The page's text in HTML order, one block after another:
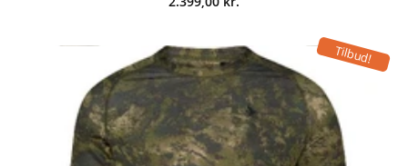
Tilbud!